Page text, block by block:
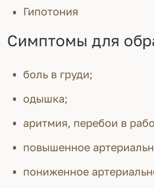
Гипотония
Симптомы для
боль в груди;
одышка;
аритмия, перебои в
повышенное
пониженное